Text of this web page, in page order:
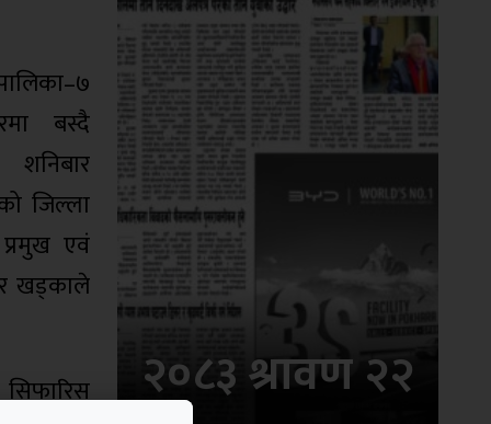
बस्दै
जिल्ला
प्रमुख एवं
खड्काले
२०८३ श्रावण २२